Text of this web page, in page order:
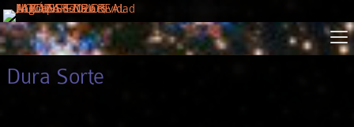
Dura Sorte